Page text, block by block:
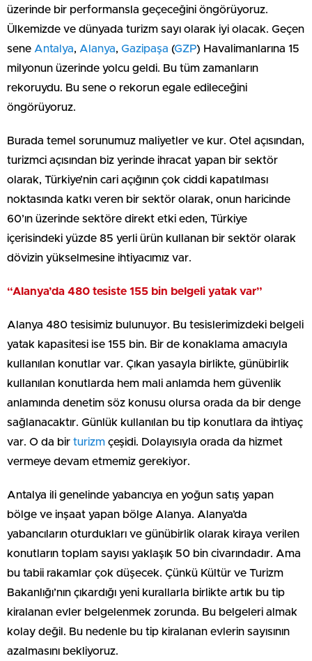
üzerinde bir performansla geçeceğini öngörüyoruz.
Ülkemizde ve dünyada turizm sayı olarak iyi olacak. Geçen
sene Antalya, Alanya, Gazipaşa (GZP) Havalimanlarına 15
milyonun üzerinde yolcu geldi. Bu tüm zamanların
rekoruydu. Bu sene o rekorun egale edileceğini
öngörüyoruz.
Burada temel sorunumuz maliyetler ve kur. Otel açısından,
turizmci açısından biz yerinde ihracat yapan bir sektör
olarak, Türkiye’nin cari açığının çok ciddi kapatılması
noktasında katkı veren bir sektör olarak, onun haricinde
60’ın üzerinde sektöre direkt etki eden, Türkiye
içerisindeki yüzde 85 yerli ürün kullanan bir sektör olarak
dövizin yükselmesine ihtiyacımız var.
“Alanya’da 480 tesiste 155 bin belgeli yatak var”
Alanya 480 tesisimiz bulunuyor. Bu tesislerimizdeki belgeli
yatak kapasitesi ise 155 bin. Bir de konaklama amacıyla
kullanılan konutlar var. Çıkan yasayla birlikte, günübirlik
kullanılan konutlarda hem mali anlamda hem güvenlik
anlamında denetim söz konusu olursa orada da bir denge
sağlanacaktır. Günlük kullanılan bu tip konutlara da ihtiyaç
var. O da bir turizm çeşidi. Dolayısıyla orada da hizmet
vermeye devam etmemiz gerekiyor.
Antalya ili genelinde yabancıya en yoğun satış yapan
bölge ve inşaat yapan bölge Alanya. Alanya’da
yabancıların oturdukları ve günübirlik olarak kiraya verilen
konutların toplam sayısı yaklaşık 50 bin civarındadır. Ama
bu tabii rakamlar çok düşecek. Çünkü Kültür ve Turizm
Bakanlığı’nın çıkardığı yeni kurallarla birlikte artık bu tip
kiralanan evler belgelenmek zorunda. Bu belgeleri almak
kolay değil. Bu nedenle bu tip kiralanan evlerin sayısının
azalmasını bekliyoruz.